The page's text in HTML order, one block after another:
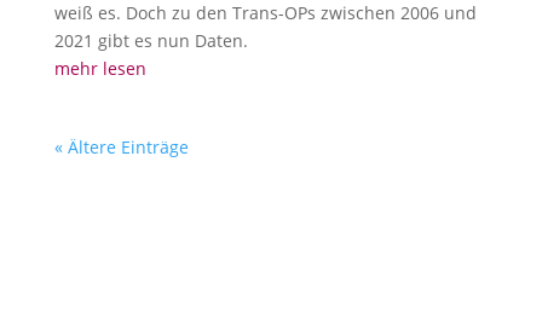
weiß es. Doch zu den Trans-OPs zwischen 2006 und
2021 gibt es nun Daten.
mehr lesen
« Ältere Einträge